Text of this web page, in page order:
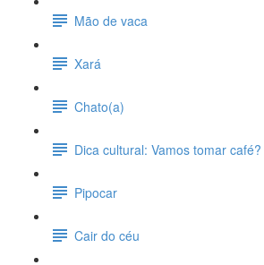
Mão de vaca
Xará
Chato(a)
Dica cultural: Vamos tomar café?
Pipocar
Cair do céu